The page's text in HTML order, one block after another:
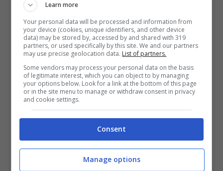
invasione di computer Lenovo, che
ultimamente sta anche tentando con
successo la scalata del settore
tablet/smartphone, grazie a Android
Learn more
Your personal data will be processed and information from
your device (cookies, unique identifiers, and other device
data) may be stored by, accessed by and shared with 319
partners, or used specifically by this site. We and our partners
may use precise geolocation data. List of partners.
Some vendors may process your personal data on the basis
of legitimate interest, which you can object to by managing
your options below. Look for a link at the bottom of this page
or in the site menu to manage or withdraw consent in privacy
and cookie settings.
Consent
Manage options